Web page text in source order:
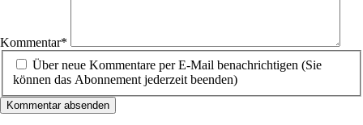
Kommentar*
Über neue Kommentare per E-Mail benachrichtigen (Sie
können das Abonnement jederzeit beenden)
Kommentar absenden